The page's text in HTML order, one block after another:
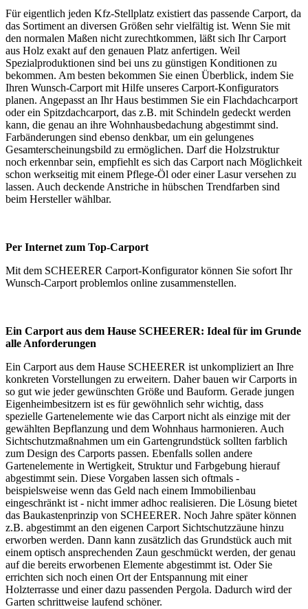
Für eigentlich jeden Kfz-Stellplatz existiert das passende Carport, da
das Sortiment an diversen Größen sehr vielfältig ist. Wenn Sie mit
den normalen Maßen nicht zurechtkommen, läßt sich Ihr Carport
aus Holz exakt auf den genauen Platz anfertigen. Weil
Spezialproduktionen sind bei uns zu günstigen Konditionen zu
bekommen. Am besten bekommen Sie einen Überblick, indem Sie
Ihren Wunsch-Carport mit Hilfe unseres Carport-Konfigurators
planen. Angepasst an Ihr Haus bestimmen Sie ein Flachdachcarport
oder ein Spitzdachcarport, das z.B. mit Schindeln gedeckt werden
kann, die genau an ihre Wohnhausbedachung abgestimmt sind.
Farbänderungen sind ebenso denkbar, um ein gelungenes
Gesamterscheinungsbild zu ermöglichen. Darf die Holzstruktur
noch erkennbar sein, empfiehlt es sich das Carport nach Möglichkeit
schon werkseitig mit einem Pflege-Öl oder einer Lasur versehen zu
lassen. Auch deckende Anstriche in hübschen Trendfarben sind
beim Hersteller wählbar.
Per Internet zum Top-Carport
Mit dem SCHEERER Carport-Konfiguratorkönnen Sie sofort Ihr
Wunsch-Carport problemlos online zusammenstellen.
Ein Carport aus dem Hause SCHEERER: Ideal für im Grunde
alle Anforderungen
Ein Carport aus dem Hause SCHEERER ist unkompliziert an Ihre
konkreten Vorstellungen zu erweitern. Daher bauen wir Carports in
so gut wie jeder gewünschten Größe und Bauform. Gerade jungen
Eigenheimbesitzern ist es für gewöhnlich sehr wichtig, dass
spezielle Gartenelemente wie das Carport nicht als einzige mit der
gewählten Bepflanzung und dem Wohnhaus harmonieren. Auch
Sichtschutzmaßnahmen um ein Gartengrundstück sollten farblich
zum Design des Carports passen. Ebenfalls sollen andere
Gartenelemente in Wertigkeit, Struktur und Farbgebung hierauf
abgestimmt sein. Diese Vorgaben lassen sich oftmals -
beispielsweise wenn das Geld nach einem Immobilienbau
eingeschränkt ist - nicht immer adhoc realisieren. Die Lösung bietet
das Baukastenprinzip von SCHEERER. Noch Jahre später können
z.B. abgestimmt an den eigenen Carport Sichtschutzzäune hinzu
erworben werden. Dann kann zusätzlich das Grundstück auch mit
einem optisch ansprechenden Zaun geschmückt werden, der genau
auf die bereits erworbenen Elemente abgestimmt ist. Oder Sie
errichten sich noch einen Ort der Entspannung mit einer
Holzterrasse und einer dazu passenden Pergola. Dadurch wird der
Garten schrittweise laufend schöner.